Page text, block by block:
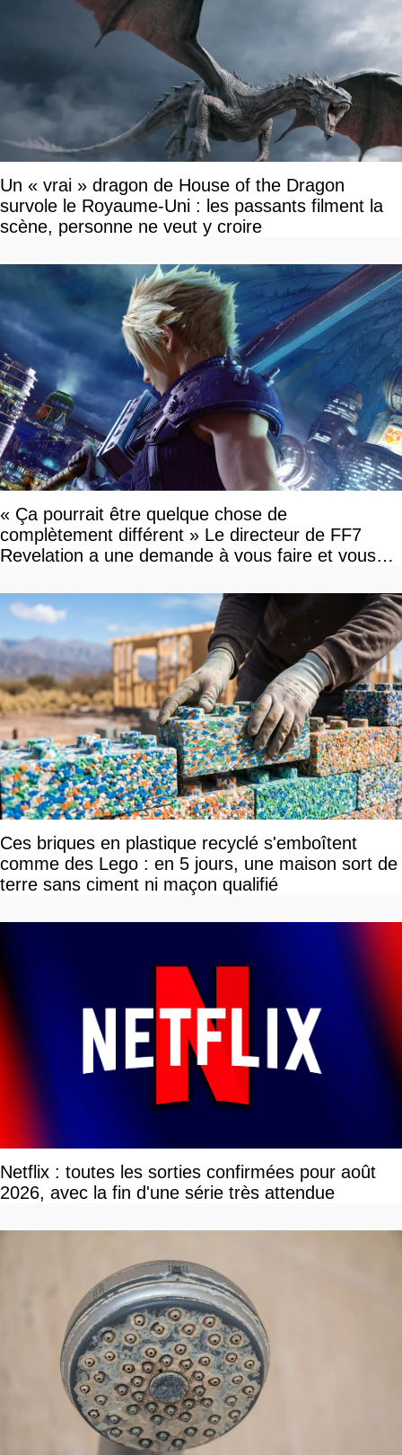
Un « vrai » dragon de House of the Dragon
survole le Royaume-Uni : les passants filment la
scène, personne ne veut y croire
« Ça pourrait être quelque chose de
complètement différent » Le directeur de FF7
Revelation a une demande à vous faire et vous
Ces briques en plastique recyclé s'emboîtent
comme des Lego : en 5 jours, une maison sort de
terre sans ciment ni maçon qualifié
Netflix : toutes les sorties confirmées pour août
2026, avec la fin d'une série très attendue